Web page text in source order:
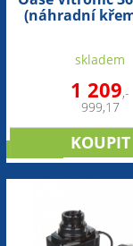
(náhradní
skladem
1 209,-
999,17